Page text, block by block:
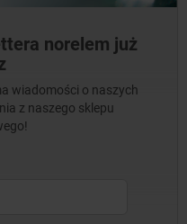
norelem już
wiadomości o naszych
z naszego sklepu